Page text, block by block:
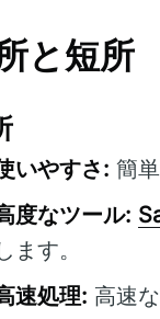
と短所
いやすさ: 簡
度なツール:
ます。
速処理: 高速